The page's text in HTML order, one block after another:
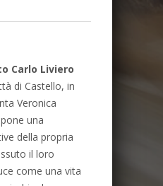
Carlo Liviero
di Castello, in
Veronica
una
della propria
il loro
come una vita